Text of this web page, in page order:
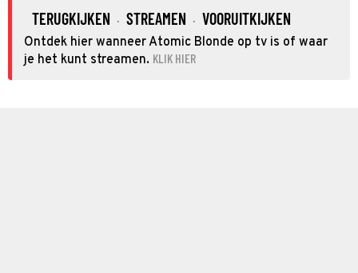
TERUGKIJKEN · STREAMEN · VOORUITKIJKEN
Ontdek hier wanneer Atomic Blonde op tv is of waar
je het kunt streamen. KLIK HIER